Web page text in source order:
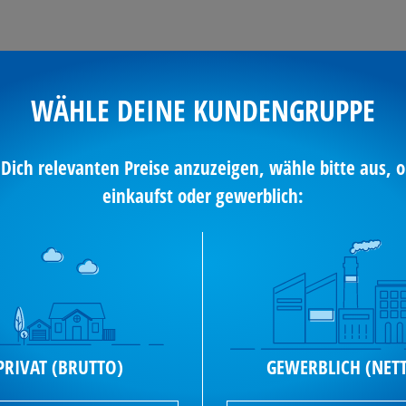
Kostenlose
Sofortberatung
Sicherer
TECHNISCHE
Produkte mit
WÄHLE DEINE KUNDENGRUPPE
relevanten Preise anzuzeigen, wähle bitte aus,
einkaufst oder gewerblich:
(BRUTTO) GEWERBLICH